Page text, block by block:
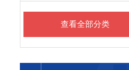
查看全部分类